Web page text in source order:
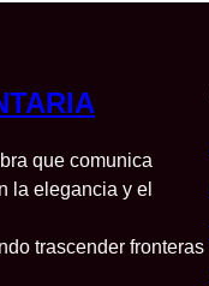
que comunica
la elegancia y el
trascender fronteras